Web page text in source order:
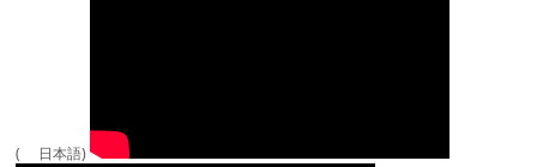
( 日本語)